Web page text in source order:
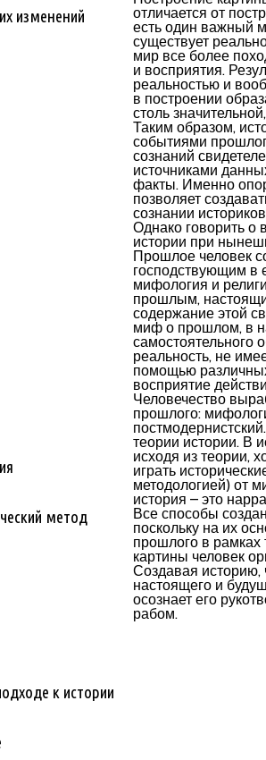
изменений
метод
к истории
отличается от
есть один важный
существует
мир все более
и восприятия.
реальностью и
в построении
столь
Таким образом,
событиями
сознаний
источниками
факты. Именно
позволяет
сознании
Однако говорить о
истории при
Прошлое человек
господствующим в
мифология и
прошлым,
содержание этой
миф о прошлом, в
самостоятельного
реальность, не
помощью
восприятие
Человечество
прошлого:
теории истории. В
исходя из теории,
играть
методологией) от
история – это
Все способы
поскольку на их
прошлого в рамках
картины человек
Создавая историю,
настоящего и
осознает его
рабом.